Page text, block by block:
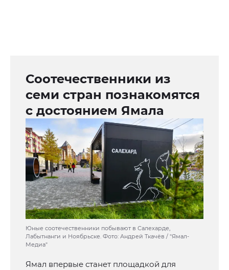
Соотечественники из
семи стран познакомятся
с достоянием Ямала
Юные соотечественники побывают в Салехарде,
Лабытнанги и Ноябрьске. Фото: Андрей Ткачёв / "Ямал-
Медиа"
Ямал впервые станет площадкой для